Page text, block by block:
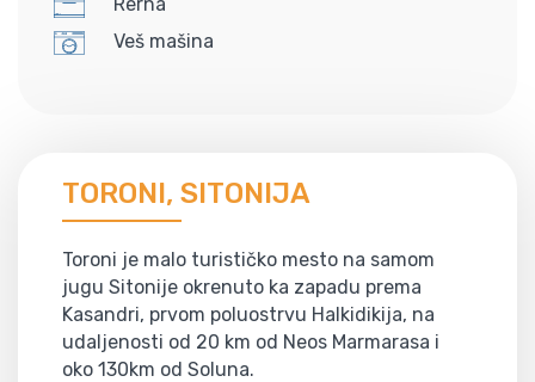
Veš mašina
TORONI, SITONIJA
Toroni je malo turističko mesto na samom
jugu Sitonije okrenuto ka zapadu prema
Kasandri, prvom poluostrvu Halkidikija, na
udaljenosti od 20 km od Neos Marmarasa i
oko 130km od Soluna.